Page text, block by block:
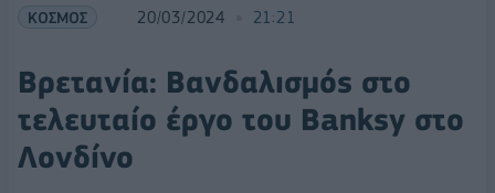
ΚΟΣΜΟΣ 20/03/2024 21:21
Βρετανία: Βανδαλισμός στο
τελευταίο έργο του Banksy στο
Λονδίνο